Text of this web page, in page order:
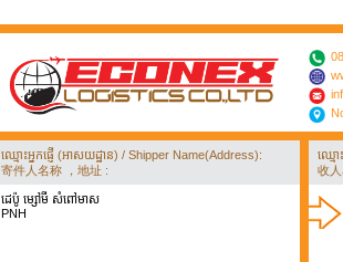
ឈ្មោះអ្នកផ្ញើ (អាសយដ្ឋាន) / Shipper Name(Address):
寄件人名称 ，地址 :
ដេប៉ូ ម្សៅមី សំពៅមាស
PNH
ឈ្មោ
收